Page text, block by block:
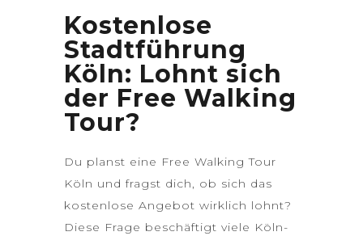
Kostenlose
Stadtführung
Köln: Lohnt sich
der Free Walking
Tour?
Du planst eine Free Walking Tour
Köln und fragst dich, ob sich das
kostenlose Angebot wirklich lohnt?
Diese Frage beschäftigt viele Köln-